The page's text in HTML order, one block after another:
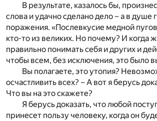
В результате, казалось бы,
слова и удачно сделано дело – а в душе
поражения. «Послевкусие медной
кто-то из великих. Но почему? И когда
правильно понимать себя и других и
чтобы всем, без исключения, это было
Вы полагаете, это утопия?
осчастливить всех? – А вот я берусь
Что вы на это скажете?
Я берусь доказать, что любой
принесет пользу человеку, когда он